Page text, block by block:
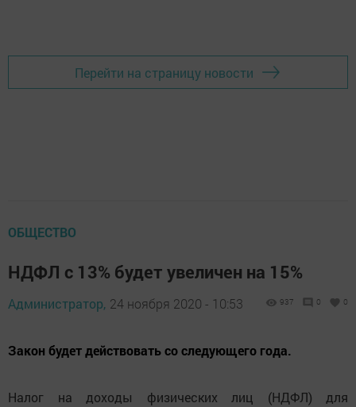
Перейти на страницу новости
ОБЩЕСТВО
НДФЛ с 13% будет увеличен на 15%
Администратор, 24 ноября 2020 - 10:53 937 0 0
Закон будет действовать со следующего года.
Налог на доходы физических лиц (НДФЛ) для